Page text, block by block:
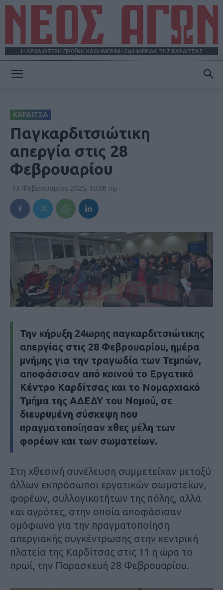
Η ΑΡΧΑΙΟΤΕΡΗ ΠΡΩΪΝΗ ΚΑΘΗΜΕΡΙΝΗ ΕΦΗΜΕΡΙΔΑ ΤΗΣ ΚΑΡΔΙΤΣΑΣ
ΚΑΡΔΙΤΣΑ
Παγκαρδιτσιώτικη
απεργία στις 28
Φεβρουαρίου
13 Φεβρουαρίου 2025, 10:06 πμ
Την κήρυξη 24ωρης παγκαρδιτσιώτικης
απεργίας στις 28 Φεβρουαρίου, ημέρα
μνήμης για την τραγωδία των Τεμπών,
αποφάσισαν από κοινού το Εργατικό
Κέντρο Καρδίτσας και το Νομαρχιακό
Τμήμα της ΑΔΕΔΥ του Νομού, σε
διευρυμένη σύσκεψη που
πραγματοποίησαν χθες μέλη των
φορέων και των σωματείων.
Στη χθεσινή συνέλευση συμμετείχαν μεταξύ
άλλων εκπρόσωποι εργατικών σωματείων,
φορέων, συλλογικοτήτων της πόλης, αλλά
και αγρότες, στην οποία αποφάσισαν
ομόφωνα για την πραγματοποίηση
απεργιακής συγκέντρωσης στην κεντρική
πλατεία της Καρδίτσας στις 11 η ώρα το
πρωί, την Παρασκευή 28 Φεβρουαρίου.